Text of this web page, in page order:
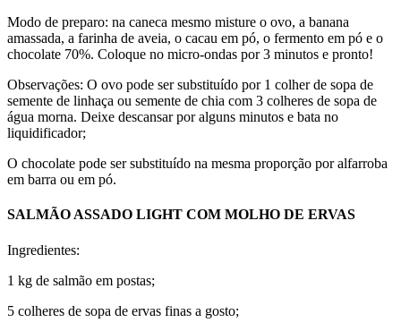
Modo de preparo: na caneca mesmo misture o ovo, a banana
amassada, a farinha de aveia, o cacau em pó, o fermento em pó e o
chocolate 70%. Coloque no micro-ondas por 3 minutos e pronto!
Observações: O ovo pode ser substituído por 1 colher de sopa de
semente de linhaça ou semente de chia com 3 colheres de sopa de
água morna. Deixe descansar por alguns minutos e bata no
liquidificador;
O chocolate pode ser substituído na mesma proporção por alfarroba
em barra ou em pó.
SALMÃO ASSADO LIGHT COM MOLHO DE ERVAS
Ingredientes:
1 kg de salmão em postas;
5 colheres de sopa de ervas finas a gosto;